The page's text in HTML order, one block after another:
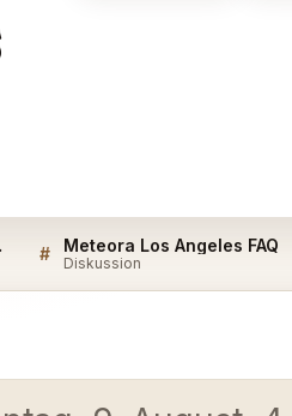
# Meteora Los Angeles FAQ
Diskussion